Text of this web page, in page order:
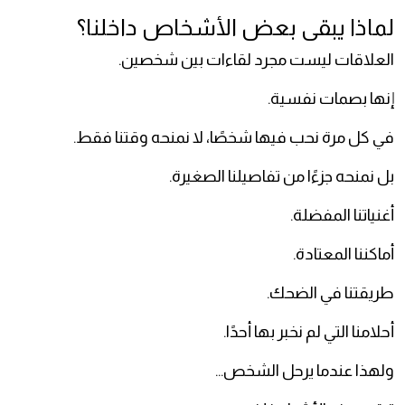
لماذا يبقى بعض الأشخاص داخلنا؟
العلاقات ليست مجرد لقاءات بين شخصين.
إنها بصمات نفسية.
في كل مرة نحب فيها شخصًا، لا نمنحه وقتنا فقط.
بل نمنحه جزءًا من تفاصيلنا الصغيرة.
أغنياتنا المفضلة.
أماكننا المعتادة.
طريقتنا في الضحك.
أحلامنا التي لم نخبر بها أحدًا.
ولهذا عندما يرحل الشخص...